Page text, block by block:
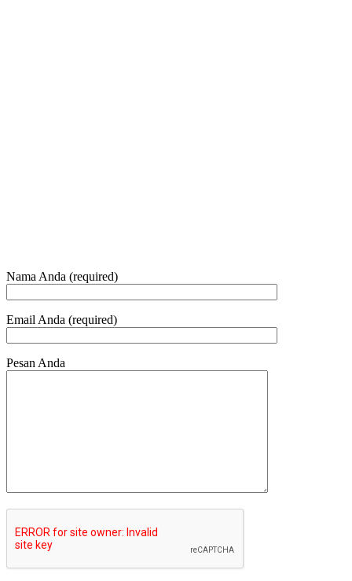
Nama Anda (required)
Email Anda (required)
Pesan Anda